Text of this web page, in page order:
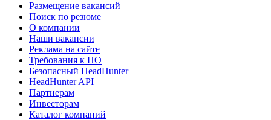
Размещение вакансий
Поиск по резюме
О компании
Наши вакансии
Реклама на сайте
Требования к ПО
Безопасный HeadHunter
HeadHunter API
Партнерам
Инвесторам
Каталог компаний